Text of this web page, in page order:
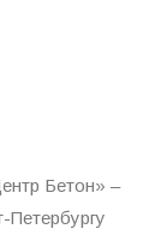
Бетон» –
Петербургу